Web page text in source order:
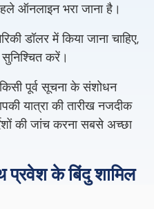
ऑनलाइन भरा जाना है।
डॉलर में किया जाना चाहिए,
करें।
पूर्व सूचना के संशोधन
यात्रा की तारीख नजदीक
की जांच करना सबसे अच्छा
के बिंदु शामिल